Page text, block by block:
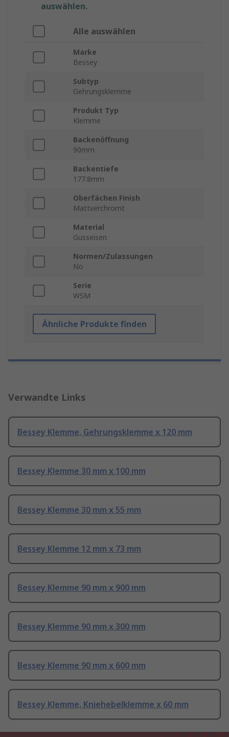
auswählen.
Alle auswählen
Marke
Bessey
Subtyp
Gehrungsklemme
Produkt Typ
Klemme
Backenöffnung
90mm
Backentiefe
177.8mm
Oberfächen Finish
Mattverchromt
Material
Gusseisen
Normen/Zulassungen
No
Serie
WSM
Ähnliche Produkte finden
Verwandte Links
Bessey Klemme, Gehrungsklemme x 120 mm
Bessey Klemme 30 mm x 100 mm
Bessey Klemme 30 mm x 55 mm
Bessey Klemme 12 mm x 73 mm
Bessey Klemme 90 mm x 900 mm
Bessey Klemme 90 mm x 300 mm
Bessey Klemme 90 mm x 600 mm
Bessey Klemme, Kniehebelklemme x 60 mm